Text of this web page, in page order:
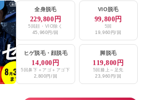
全身脱毛
229,800円
5回顔・VIO除く
45,960円/回
VIO脱毛
99,800円
5回
19,960円/回
ヒゲ脱毛・ 顔脱毛
14,000円
5回鼻下＋アゴ＋アゴ下
2,800円/回
脚脱毛
119,800円
5回膝上～足先
23,960円/回